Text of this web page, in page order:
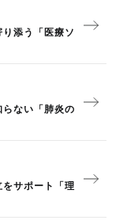
添う「医療ソ
ない「肺炎の
サポート「理